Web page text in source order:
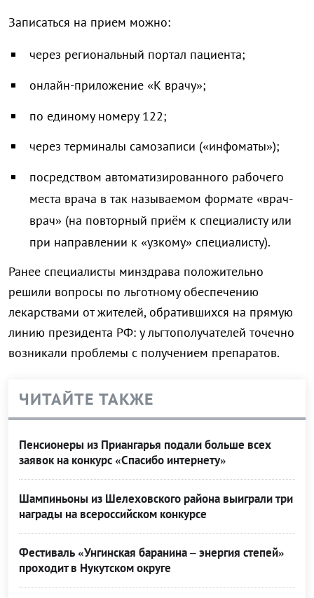
Записаться на прием можно:
через региональный портал пациента;
онлайн-приложение «К врачу»;
по единому номеру 122;
через терминалы самозаписи («инфоматы»);
посредством автоматизированного рабочего
места врача в так называемом формате «врач-
врач» (на повторный приём к специалисту или
при направлении к «узкому» специалисту).
Ранее специалисты минздрава положительно
решили вопросы по льготному обеспечению
лекарствами от жителей, обратившихся на прямую
линию президента РФ: у льгтополучателей точечно
возникали проблемы с получением препаратов.
ЧИТАЙТЕ ТАКЖЕ
Пенсионеры из Приангарья подали больше всех
заявок на конкурс «Спасибо интернету»
Шампиньоны из Шелеховского района выиграли три
награды на всероссийском конкурсе
Фестиваль «Унгинская баранина – энергия степей»
проходит в Нукутском округе